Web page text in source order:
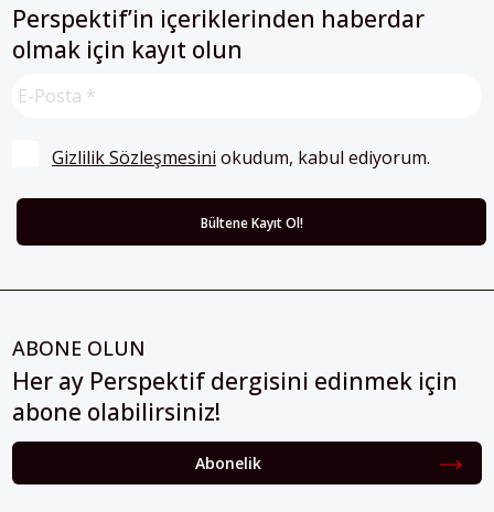
Perspektif’in içeriklerinden haberdar
olmak için kayıt olun
Gizlilik Sözleşmesini okudum, kabul ediyorum.
ABONE OLUN
Her ay Perspektif dergisini edinmek için
abone olabilirsiniz!
Abonelik